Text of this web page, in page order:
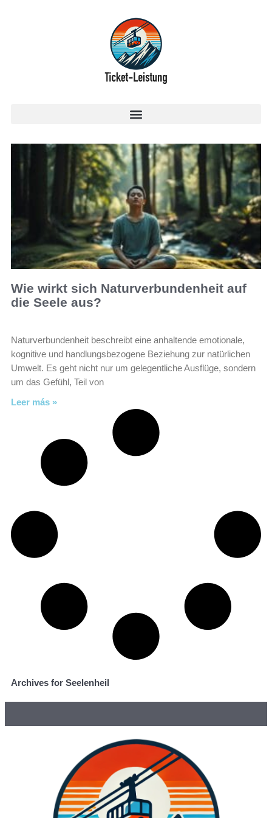
Wie wirkt sich Naturverbundenheit auf
die Seele aus?
Naturverbundenheit beschreibt eine anhaltende emotionale,
kognitive und handlungsbezogene Beziehung zur natürlichen
Umwelt. Es geht nicht nur um gelegentliche Ausflüge, sondern
um das Gefühl, Teil von
Leer más »
Archives for Seelenheil